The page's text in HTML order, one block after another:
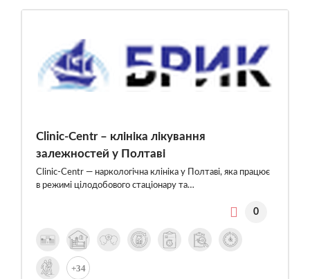
Clinic-Centr – клініка лікування
залежностей у Полтаві
Clinic-Centr — наркологічна клініка у Полтаві, яка працює
в режимі цілодобового стаціонару та…
0
+34